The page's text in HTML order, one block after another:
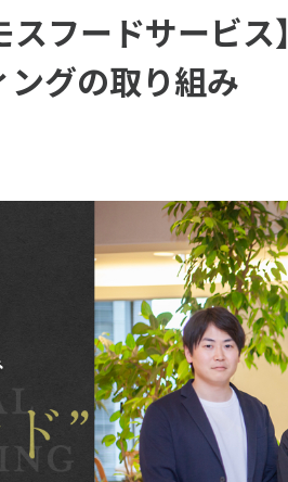
スフードサービ
ングの取り組み